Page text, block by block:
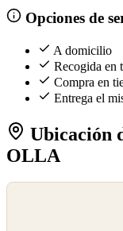
Opciones de
A domicilio
Recogida en
Compra en
Entrega el
Ubicación
OLLA